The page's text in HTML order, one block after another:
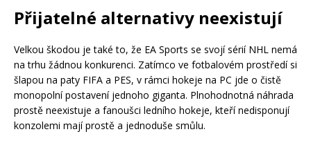
Přijatelné alternativy neexistují
Velkou škodou je také to, že EA Sports se svojí sérií NHL nemá
na trhu žádnou konkurenci. Zatímco ve fotbalovém prostředí si
šlapou na paty FIFA a PES, v rámci hokeje na PC jde o čistě
monopolní postavení jednoho giganta. Plnohodnotná náhrada
prostě neexistuje a fanoušci ledního hokeje, kteří nedisponují
konzolemi mají prostě a jednoduše smůlu.